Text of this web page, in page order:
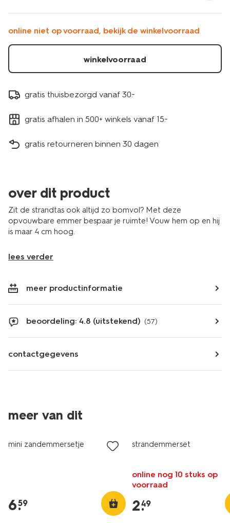
15870011.html
online niet op voorraad, bekijk de winkelvoorraad
winkelvoorraad
gratis thuisbezorgd vanaf 30.-
gratis afhalen in 500+ winkels vanaf 15.-
gratis retourneren binnen 30 dagen
over dit product
Zit de strandtas ook altijd zo bomvol? Met deze
opvouwbare emmer bespaar je ruimte! Vouw hem op en hij
is maar 4 cm hoog.
lees verder
meer productinformatie
beoordeling: 4.8 (uitstekend) (57)
contactgegevens
meer van dit
mini zandemmersetje
6.
59
strandemmerset
online nog 10 stuks op
voorraad
2.
49